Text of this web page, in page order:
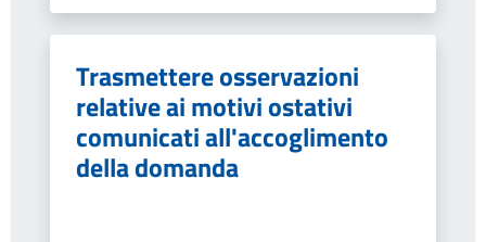
Trasmettere osservazioni
relative ai motivi ostativi
comunicati all'accoglimento
della domanda